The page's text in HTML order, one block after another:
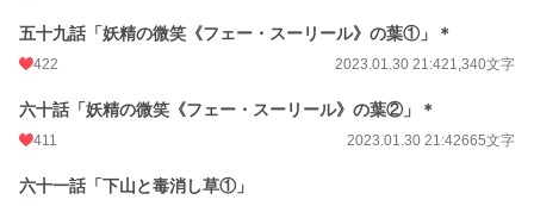
五十九話「妖精の微笑《フェー・スーリール》の葉①」＊
422 2023.01.30 21:421,340文字
六十話「妖精の微笑《フェー・スーリール》の葉②」＊
411 2023.01.30 21:42665文字
六十一話「下山と毒消し草①」